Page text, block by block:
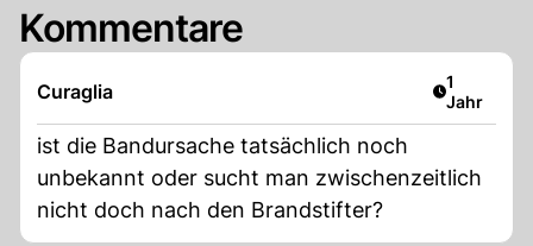
Kommentare
Curaglia Artikel
1
Jahr
ist die Bandursache tatsächlich noch
unbekannt oder sucht man zwischenzeitlich
nicht doch nach den Brandstifter?